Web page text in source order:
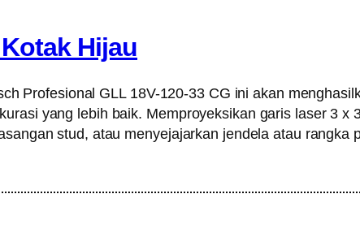
Hijau
Profesional GLL 18V-120-33 CG ini akan
yang lebih baik. Memproyeksikan garis laser 3 x
stud, atau menyejajarkan jendela atau rangka